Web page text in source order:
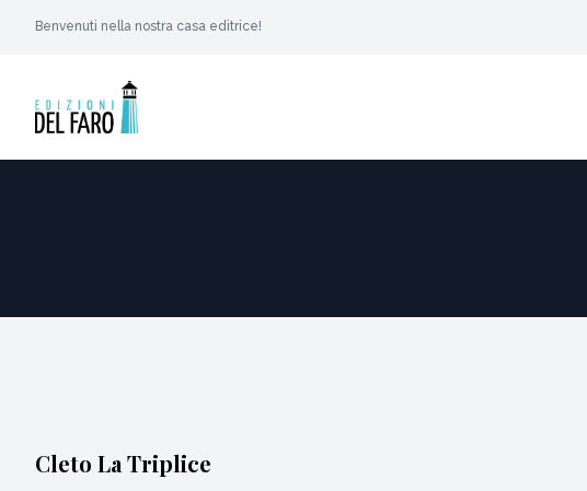
Benvenuti nella nostra casa editrice!
Cleto La Triplice